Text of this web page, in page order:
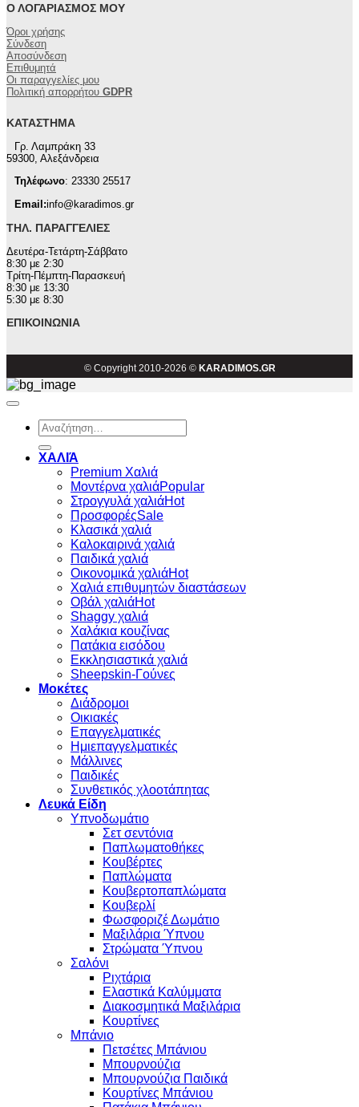
Ο ΛΟΓΑΡΙΑΣΜΌΣ ΜΟΥ
Όροι χρήσης
Σύνδεση
Αποσύνδεση
Επιθυμητά
Οι παραγγελίες μου
Πολιτική απορρήτου GDPR
ΚΑΤΆΣΤΗΜΑ
Γρ. Λαμπράκη 33
59300, Αλεξάνδρεια
Τηλέφωνο: 23330 25517
Email:info@karadimos.gr
ΤΗΛ. ΠΑΡΑΓΓΕΛΊΕΣ
Δευτέρα-Τετάρτη-Σάββατο
8:30 με 2:30
Τρίτη-Πέμπτη-Παρασκευή
8:30 με 13:30
5:30 με 8:30
ΕΠΙΚΟΙΝΩΝΊΑ
© Copyright 2010-2026 © KARADIMOS.GR
Αναζήτηση
για:
ΧΑΛΙΆ
Premium Χαλιά
Μοντέρνα χαλιά
Στρογγυλά χαλιά
Προσφορές
Κλασικά χαλιά
Καλοκαιρινά χαλιά
Παιδικά χαλιά
Οικονομικά χαλιά
Χαλιά επιθυμητών διαστάσεων
Οβάλ χαλιά
Shaggy χαλιά
Χαλάκια κουζίνας
Πατάκια εισόδου
Εκκλησιαστικά χαλιά
Sheepskin-Γούνες
Μοκέτες
Διάδρομοι
Οικιακές
Επαγγελματικές
Ημιεπαγγελματικές
Μάλλινες
Παιδικές
Συνθετικός χλοοτάπητας
Λευκά Είδη
Υπνοδωμάτιο
Σετ σεντόνια
Παπλωματοθήκες
Κουβέρτες
Παπλώματα
Κουβερτοπαπλώματα
Κουβερλί
Φωσφοριζέ Δωμάτιο
Μαξιλάρια Ύπνου
Στρώματα Ύπνου
Σαλόνι
Ριχτάρια
Ελαστικά Καλύμματα
Διακοσμητικά Μαξιλάρια
Κουρτίνες
Μπάνιο
Πετσέτες Μπάνιου
Μπουρνούζια
Μπουρνούζια Παιδικά
Κουρτίνες Μπάνιου